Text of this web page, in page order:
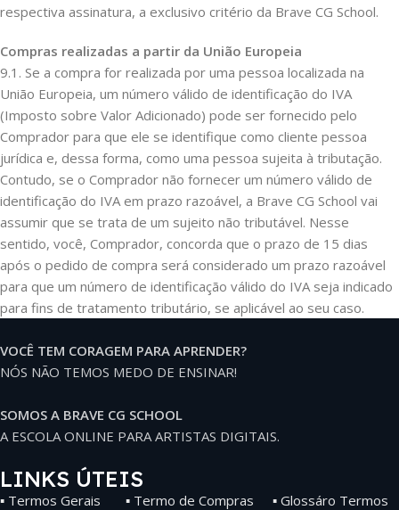
respectiva assinatura, a exclusivo critério da Brave CG School.
Compras realizadas a partir da União Europeia
9.1. Se a compra for realizada por uma pessoa localizada na
União Europeia, um número válido de identificação do IVA
(Imposto sobre Valor Adicionado) pode ser fornecido pelo
Comprador para que ele se identifique como cliente pessoa
jurídica e, dessa forma, como uma pessoa sujeita à tributação.
Contudo, se o Comprador não fornecer um número válido de
identificação do IVA em prazo razoável, a Brave CG School vai
assumir que se trata de um sujeito não tributável. Nesse
sentido, você, Comprador, concorda que o prazo de 15 dias
após o pedido de compra será considerado um prazo razoável
para que um número de identificação válido do IVA seja indicado
para fins de tratamento tributário, se aplicável ao seu caso.
VOCÊ TEM CORAGEM PARA APRENDER?
NÓS NÃO TEMOS MEDO DE ENSINAR!
SOMOS A BRAVE CG SCHOOL
A ESCOLA ONLINE PARA ARTISTAS DIGITAIS.
LINKS ÚTEIS
▪ Termos Gerais
▪ Termo de Compras
▪ Glossáro Termos